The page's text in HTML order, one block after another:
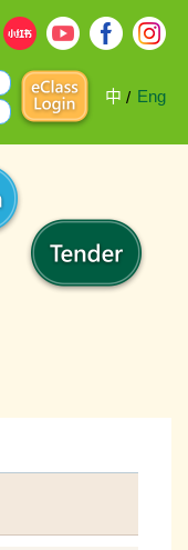
中 / Eng